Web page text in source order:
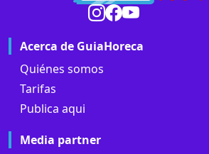
Acerca de GuiaHoreca
Quiénes somos
Tarifas
Publica aqui
Media partner